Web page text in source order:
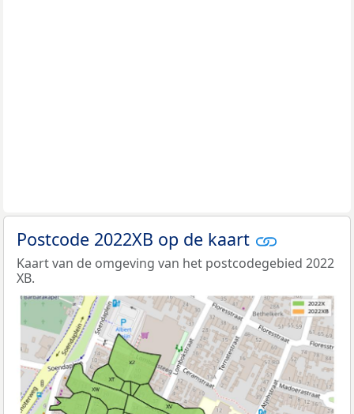
Postcode 2022XB op de kaart
Kaart van de omgeving van het postcodegebied 2022
XB.